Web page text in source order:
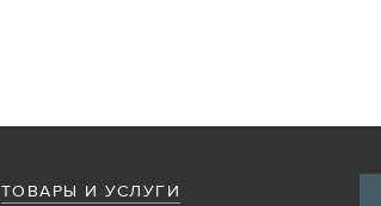
ТОВАРЫ И УСЛУГИ